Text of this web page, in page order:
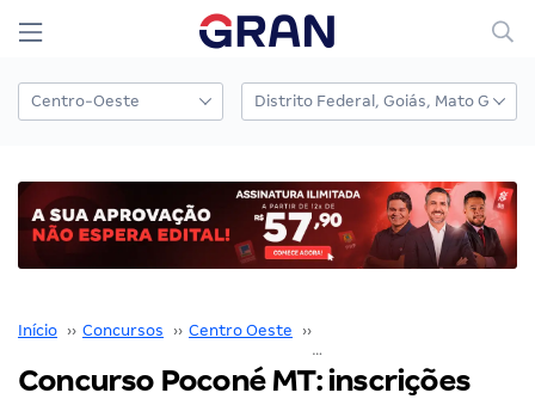
Início ›› Concursos ›› Centro Oeste ››
Concurso Poconé MT: inscrições